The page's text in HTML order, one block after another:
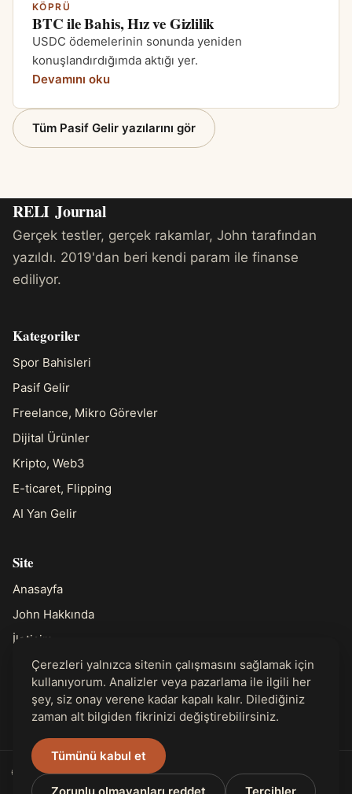
KÖPRÜ
BTC ile Bahis, Hız ve Gizlilik
USDC ödemelerinin sonunda yeniden
konuşlandırdığımda aktığı yer.
Devamını oku
Tüm Pasif Gelir yazılarını gör
RELI Journal
Gerçek testler, gerçek rakamlar, John tarafından
yazıldı. 2019'dan beri kendi param ile finanse
ediliyor.
Kategoriler
Spor Bahisleri
Pasif Gelir
Freelance, Mikro Görevler
Dijital Ürünler
Kripto, Web3
E-ticaret, Flipping
AI Yan Gelir
Site
Anasayfa
John Hakkında
İletişim
Yasal
Gizlilik
🌐 31 dilde mevcut
Çerezleri yalnızca sitenin çalışmasını sağlamak için
kullanıyorum. Analizler veya pazarlama ile ilgili her
şey, siz onay verene kadar kapalı kalır. Dilediğiniz
zaman alt bilgiden fikrinizi değiştirebilirsiniz.
Tümünü kabul et